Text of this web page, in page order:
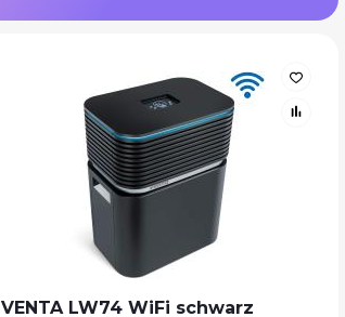
VENTA LW74 WiFi schwarz